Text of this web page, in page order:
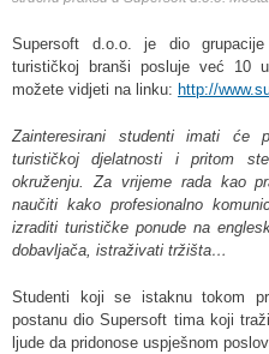
Supersoft d.o.o. je dio
turističkoj branši posluje već 10
možete vidjeti na linku: http://
Zainteresirani studenti imati
turističkoj djelatnosti i pritom
okruženju. Za vrijeme rada kao
naučiti kako profesionalno
izraditi turističke ponude na
dobavljača, istraživati tržišta…
Studenti koji se istaknu tokom
postanu dio Supersoft tima koji
ljude da pridonose uspješnom